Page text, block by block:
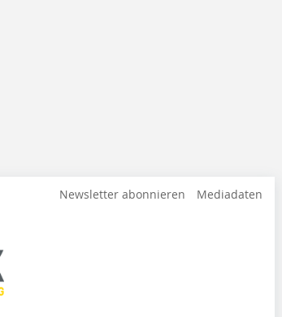
Newsletter abonnieren Mediadaten